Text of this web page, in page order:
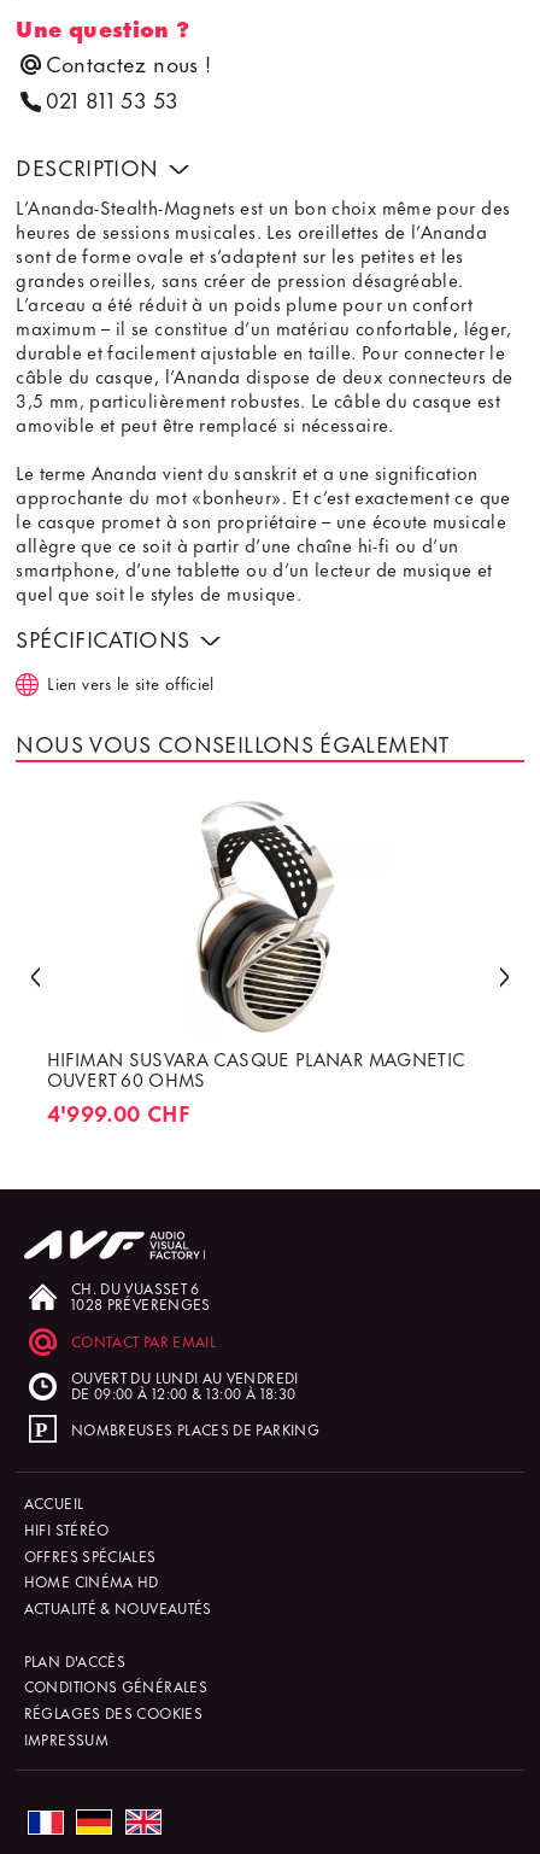
Une question ?
Contactez nous !
021 811 53 53
DESCRIPTION
L’Ananda-Stealth-Magnets est un bon choix même pour des
heures de sessions musicales. Les oreillettes de l’Ananda
sont de forme ovale et s’adaptent sur les petites et les
grandes oreilles, sans créer de pression désagréable.
L’arceau a été réduit à un poids plume pour un confort
maximum – il se constitue d’un matériau confortable, léger,
durable et facilement ajustable en taille. Pour connecter le
câble du casque, l’Ananda dispose de deux connecteurs de
3,5 mm, particulièrement robustes. Le câble du casque est
amovible et peut être remplacé si nécessaire.
Le terme Ananda vient du sanskrit et a une signification
approchante du mot «bonheur». Et c’est exactement ce que
le casque promet à son propriétaire – une écoute musicale
allègre que ce soit à partir d’une chaîne hi-fi ou d’un
smartphone, d’une tablette ou d’un lecteur de musique et
quel que soit le styles de musique.
SPÉCIFICATIONS
Lien vers le site officiel
NOUS VOUS CONSEILLONS ÉGALEMENT
HIFIMAN SUSVARA CASQUE PLANAR MAGNETIC
OUVERT 60 OHMS
4'999.00 CHF
CH. DU VUASSET 6
1028 PRÉVERENGES
CONTACT PAR EMAIL
OUVERT DU LUNDI AU VENDREDI
DE 09:00 À 12:00 & 13:00 À 18:30
NOMBREUSES PLACES DE PARKING
ACCUEIL
HIFI STÉRÉO
OFFRES SPÉCIALES
HOME CINÉMA HD
ACTUALITÉ & NOUVEAUTÉS
PLAN D'ACCÈS
CONDITIONS GÉNÉRALES
RÉGLAGES DES COOKIES
IMPRESSUM